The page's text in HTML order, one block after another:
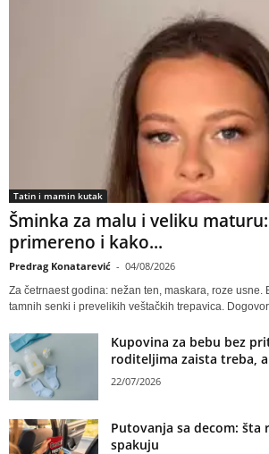
Tatin i mamin kutak
Šminka za malu i veliku
primereno i kako...
Predrag Konatarević - 04/08/2026
Za četrnaest godina: nežan ten, maskara, roze usne.
tamnih senki i prevelikih veštačkih trepavica.
Kupovina za bebu bez
roditeljima zaista treba,
22/07/2026
Putovanja sa decom:
spakuju